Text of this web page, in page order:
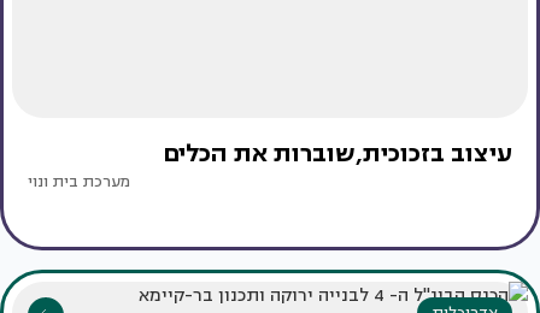
עיצוב בזכוכית,שוברות את הכלים
מערכת בית ונוי